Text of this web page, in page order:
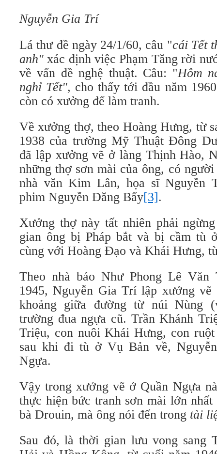
Nguyễn Gia Trí
Lá thư đề ngày 24/1/60, câu "cái Tết
anh"xác định việc Phạm Tăng rời
về vấn đề nghệ thuật. Câu: "Hôm
nghỉ Tết", cho thấy tới đầu năm
còn có xưởng để làm tranh.
Về xưởng thợ, theo Hoàng Hưng, từ
1938 của trường Mỹ Thuật Đông
đã lập xưởng vẽ ở làng Thịnh Hào,
những thợ sơn mài của ông, có
nhà văn Kim Lân, họa sĩ Nguyễn
phim Nguyễn Đăng Bẩy[3].
Xưởng thợ này tất nhiên phải
gian ông bị Pháp bắt và bị cầm tù
cùng với Hoàng Đạo và Khái Hưng,
Theo nhà báo Như Phong Lê Văn
1945, Nguyễn Gia Trí lập xưởng
khoảng giữa đường từ núi Nùng
trường đua ngựa cũ. Trần Khánh
Triệu, con nuôi Khái Hưng, con
sau khi đi tù ở Vụ Bản về,
Ngựa.
Vậy trong xưởng vẽ ở Quần Ngựa
thực hiện bức tranh sơn mài lớn nhất
bà Drouin, mà ông nói đến trong tài
Sau đó, là thời gian lưu vong sang